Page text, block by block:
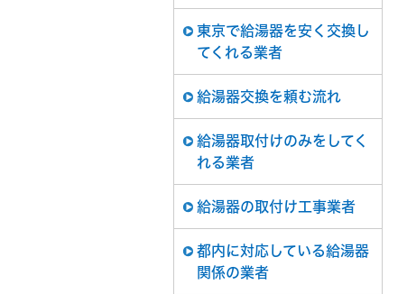
東京で給湯器を安く交換し
てくれる業者
給湯器交換を頼む流れ
給湯器取付けのみをしてく
れる業者
給湯器の取付け工事業者
都内に対応している給湯器
関係の業者